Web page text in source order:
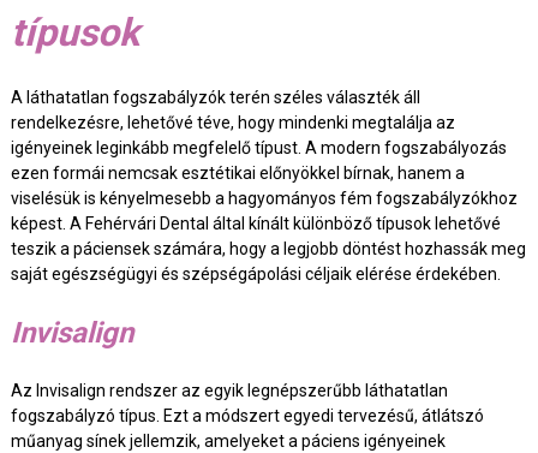
típusok
A láthatatlan fogszabályzók terén széles választék áll
rendelkezésre, lehetővé téve, hogy mindenki megtalálja az
igényeinek leginkább megfelelő típust. A modern fogszabályozás
ezen formái nemcsak esztétikai előnyökkel bírnak, hanem a
viselésük is kényelmesebb a hagyományos fém fogszabályzókhoz
képest. A Fehérvári Dental által kínált különböző típusok lehetővé
teszik a páciensek számára, hogy a legjobb döntést hozhassák meg
saját egészségügyi és szépségápolási céljaik elérése érdekében.
Invisalign
Az Invisalign rendszer az egyik legnépszerűbb láthatatlan
fogszabályzó típus. Ezt a módszert egyedi tervezésű, átlátszó
műanyag sínek jellemzik, amelyeket a páciens igényeinek